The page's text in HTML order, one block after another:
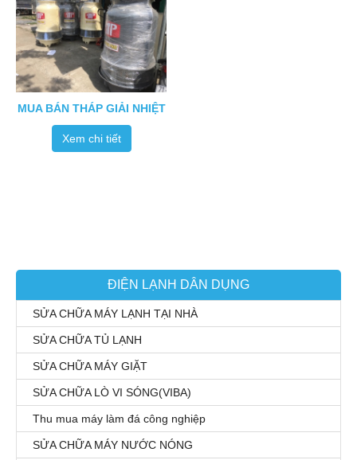
MUA BÁN THÁP GIẢI NHIỆT
Xem chi tiết
ĐIỆN LẠNH DÂN DỤNG
SỬA CHỮA MÁY LẠNH TẠI NHÀ
SỬA CHỮA TỦ LẠNH
SỬA CHỮA MÁY GIẶT
SỬA CHỮA LÒ VI SÓNG(VIBA)
Thu mua máy làm đá công nghiệp
SỬA CHỮA MÁY NƯỚC NÓNG